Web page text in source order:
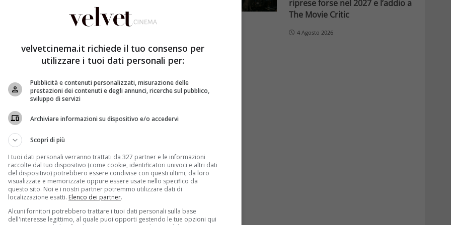
Viva Rai2
direttamente dalla location provvisoria
ufficialmente al Foro italico il 6 novembre. In
a gran voce sul profilo Instagram, avviando una
in Rai, Fiorello non si può di certo far
chiacchierato della stagione.
Viva Rai 2,un Fiorello che non ha perso occasione
in Rai.Esordendo con “Che tempo che
la scenetta in cuientra di soppiatto nell’ufficio
santini di Giorgia Meloni appesi al muro e la
Littizzetto trafitti da numerose frecciatine.
uno bravo? Mandiamolo via”.
siciliano non poteva farsi mancareun commento
più basso con la nuova
riprese forse nel 2027 e l’addio a
The Movie Critic
4 Agosto 2026
velvetcinema.it richiede il tuo consenso per
utilizzare i tuoi dati personali per:
Pubblicità e contenuti personalizzati, misurazione delle
prestazioni dei contenuti e degli annunci, ricerche sul pubblico,
sviluppo di servizi
Archiviare informazioni su dispositivo e/o accedervi
Scopri di più
I tuoi dati personali verranno trattati da 327 partner e le informazioni
raccolte dal tuo dispositivo (come cookie, identificatori univoci e altri dati
del dispositivo) potrebbero essere condivise con questi ultimi, da loro
visualizzate e memorizzate oppure essere usate nello specifico da
questo sito. Noi e i nostri partner potremmo utilizzare dati di
localizzazione esatti. Elenco dei partner.
Alcuni fornitori potrebbero trattare i tuoi dati personali sulla base
dell'interesse legittimo, al quale puoi opporti gestendo le tue opzioni qui